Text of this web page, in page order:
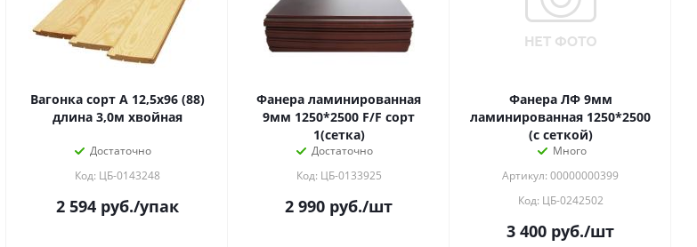
Вагонка сорт А 12,5х96 (88)
длина 3,0м хвойная
Достаточно
Код: ЦБ-0143248
2 594руб./упак
Фанера ламинированная
9мм 1250*2500 F/F сорт
1(сетка)
Достаточно
Код: ЦБ-0133925
2 990 руб./шт
Фанера ЛФ 9мм
ламинированная 1250*2500
(с сеткой)
Много
Артикул: 00000000399
Код: ЦБ-0242502
3 400 руб./шт